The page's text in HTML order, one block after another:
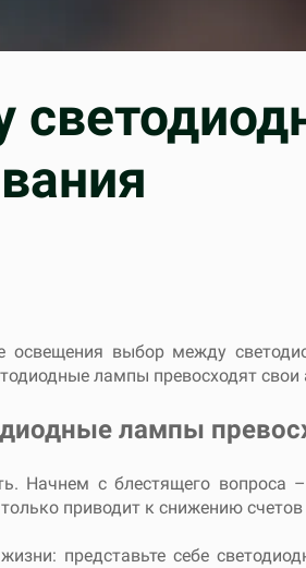
освещения выбор между
лампы превосходят
лампы
Начнем с блестящего
приводит к снижению
представьте себе